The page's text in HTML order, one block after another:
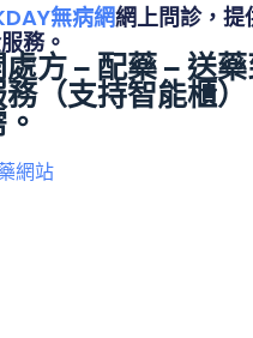
無病網網上問診，提
務。
方 – 配藥 – 送
（支持智能櫃
網站